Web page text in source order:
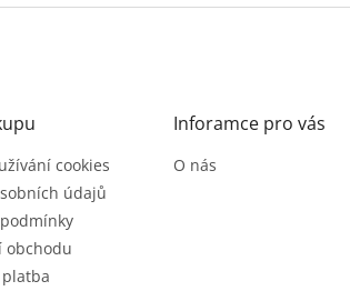
cookies
údajů
obchodu
Inforamce pro vás
O nás